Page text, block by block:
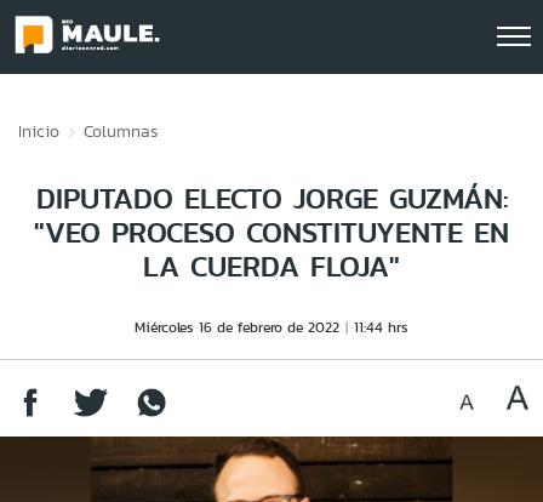
Inicio Columnas
DIPUTADO ELECTO JORGE GUZMÁN:
"VEO PROCESO CONSTITUYENTE EN
LA CUERDA FLOJA"
Miércoles 16 de febrero de 2022 11:44 hrs